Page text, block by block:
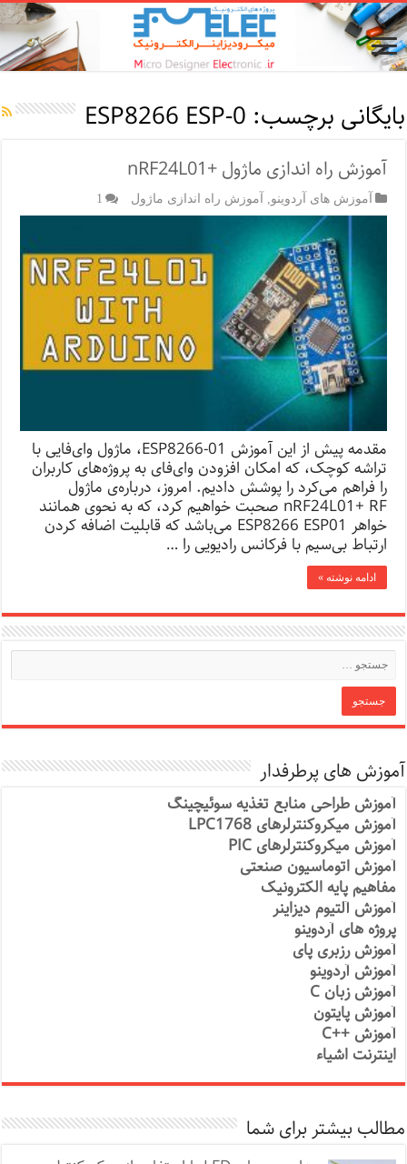
بایگانی برچسب: ESP8266 ESP-0
آموزش راه اندازی ماژول +nRF24L01
آموزش های آردوینو آموزش راه اندازی ماژول 1
مقدمه‌ پیش از این آموزش ESP8266-01، ماژول وای‌فایی با
تراشه کوچک، که امکان افزودن وای‌فای به پروژه‌های کاربران
را فراهم می‌کرد را پوشش دادیم. امروز، درباره‌ی ماژول
nRF24L01+ RF صحبت خواهیم کرد، که به نحوی همانند
خواهر ESP8266 ESP01 می‌باشد که قابلیت اضافه کردن
ارتباط بی‌سیم با فرکانس رادیویی را …
ادامه نوشته »
آموزش های پرطرفدار
آموزش طراحی منابع تغذیه سوئیچینگ
آموزش میکروکنترلرهای LPC1768
آموزش میکروکنترلرهای PIC
آموزش اتوماسیون صنعتی
مفاهیم پایه الکترونیک
آموزش آلتیوم دیزاینر
پروژه های آردوینو
آموزش رزبری پای
آموزش آردوینو
آموزش زبان C
آموزش پایتون
آموزش ++C
اینترنت اشیاء
مطالب بیشتر برای شما